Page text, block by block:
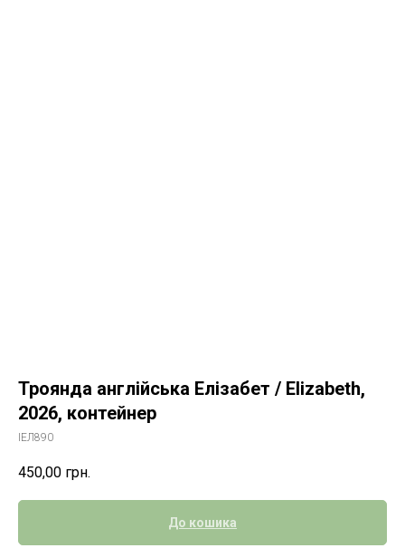
Троянда англійська Елізабет / Elizabeth,
2026, контейнер
ІЕЛ890
450,00 грн.
До кошика